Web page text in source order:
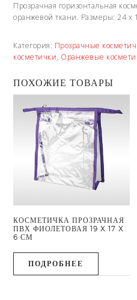
Прозрачная горизонтальная
оранжевой ткани. Размеры: 24 x
Категория: Прозрачные
косметички, Оранжевые
ПОХОЖИЕ ТОВАРЫ
КОСМЕТИЧКА ПРОЗРАЧНАЯ
ПВХ ФИОЛЕТОВАЯ 19 X 17 X
6 СМ
ПОДРОБНЕЕ